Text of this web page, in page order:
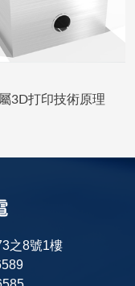
3D打印技術原理
之8號1樓